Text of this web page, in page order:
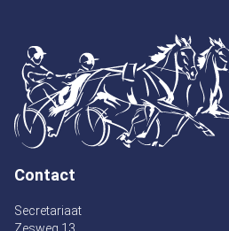
Contact
Secretariaat